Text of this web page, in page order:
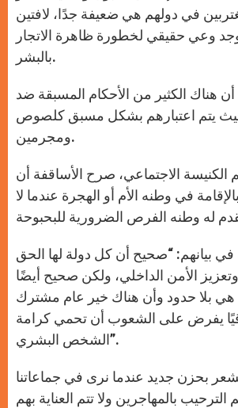
في دولهم هي ضعيفة جدًا، لافتين
وعي حقيقي لخطورة ظاهرة الاتجار
بالبشر.
هناك الكثير من الأحكام المسبقة ضد
يتم اعتبارهم بشكل مسبق كلصوص
ومجرمين.
الكنيسة الاجتماعي، صرح الأساقفة أن
في وطنه الأم أو الهجرة عندما لا
في بيانهم: “صحيح أن كل دولة لها الحق
الأمن الداخلي، ولكن صحيح أيضًا
هي بلا حدود وأن هناك خير عام مشترك
يفرض على الشعوب أن تحمي كرامة
الشخص البشري”.
بحزن جديد عندما نرى في جماعاتنا
الترحيب بالمهاجرين ولا تتم العناية بهم